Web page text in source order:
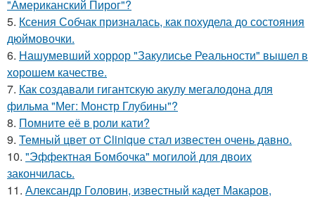
"Американский Пирог"?
5. Ксения Собчак призналась, как похудела до состояния
дюймовочки.
6. Нашумевший хоррор "Закулисье Реальности" вышел в
хорошем качестве.
7. Как создавали гигантскую акулу мегалодона для
фильма "Мег: Монстр Глубины"?
8. Помните её в роли кати?
9. Темный цвет от Clinique стал известен очень давно.
10. "Эффектная Бомбочка" могилой для двоих
закончилась.
11. Александр Головин, известный кадет Макаров,